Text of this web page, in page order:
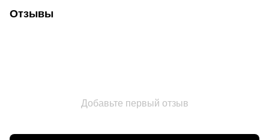
Отзывы
Добавьте первый отзыв